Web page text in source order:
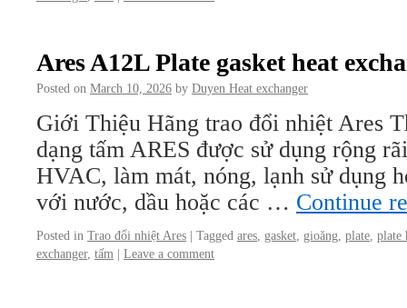
Ares A12L Plate gasket heat
Posted on March 10, 2026 by Duyen Heat exchanger
Giới Thiệu Hãng trao đổi nhiệt Ares
dạng tấm ARES được sử dụng rộng
HVAC, làm mát, nóng, lạnh sử dụng
với nước, dầu hoặc các … Continue
Posted in Trao đổi nhiệt Ares | Tagged ares gasket gioăng plate plate
exchanger, tấm | Leave a comment